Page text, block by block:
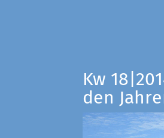
Kw
den